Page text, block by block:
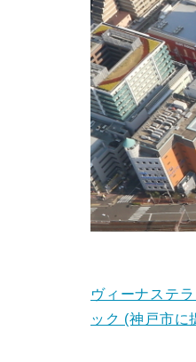
ヴィーナステ
ック (神戸市に